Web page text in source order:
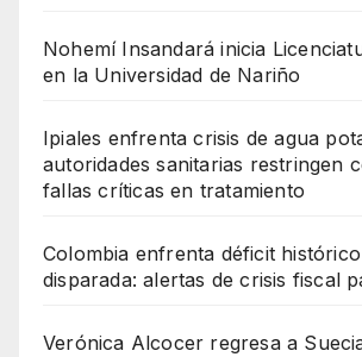
Nohemí Insandará inicia
en la Universidad de Nariño
Ipiales enfrenta crisis de agua
autoridades sanitarias restringen
fallas críticas en tratamiento
Colombia enfrenta déficit
disparada: alertas de crisis fiscal
Verónica Alcocer regresa a